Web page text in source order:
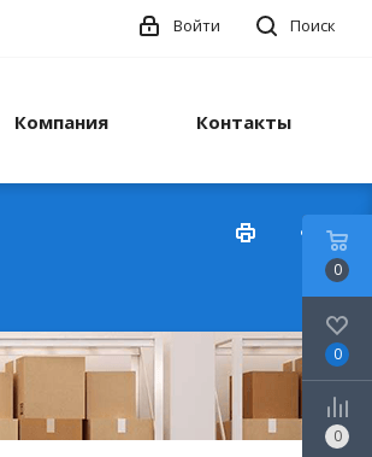
Поиск
Войти
Компания Контакты
0
0
0